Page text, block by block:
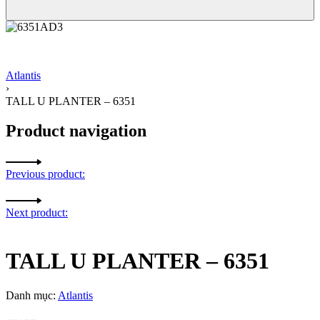
Atlantis
›
TALL U PLANTER – 6351
Product navigation
Previous product:
Next product:
TALL U PLANTER – 6351
Danh mục: Atlantis